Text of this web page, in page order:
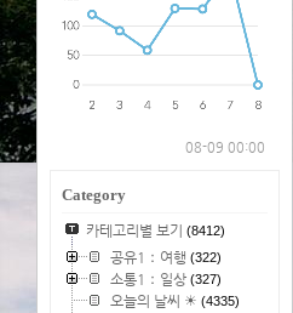
08-09 00:00
Category
카테고리별 보기 (8412)
공유1：여행 (322)
소통1：일상 (327)
오늘의 날씨 ☀ (4335)